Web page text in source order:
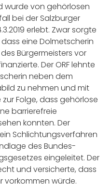
wurde von gehörlosen
bei der Salzburger
erlebt. Zwar sorgte
eine Dolmetscherin
Bürgermeisters vor
Der ORF lehnte
neben dem
zu nehmen und mit
Folge, dass gehörlose
barrierefreie
konnten. Der
Schlichtungsverfahren
des Bundes-
eingeleitet. Der
und versicherte, dass
vorkommen würde.